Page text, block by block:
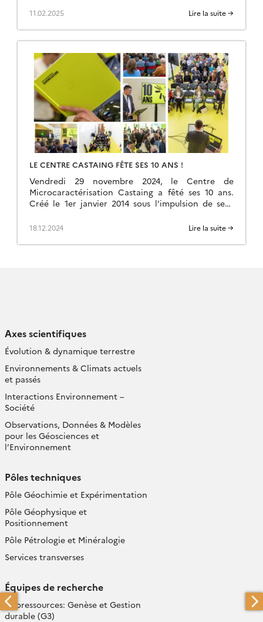
11.02.2025 Lire la suite →
LE CENTRE CASTAING FÊTE SES 10 ANS !
Vendredi 29 novembre 2024, le Centre de
Microcaractérisation Castaing a fêté ses 10 ans.
Créé le 1er janvier 2014 sous l’impulsion de sept
LAAS, LAPLACE, […]
18.12.2024 Lire la suite →
Axes scientifiques
Évolution & dynamique terrestre
Environnements & Climats actuels
et passés
Interactions Environnement –
Société
Observations, Données & Modèles
pour les Géosciences et
l’Environnement
Pôles techniques
Pôle Géochimie et Expérimentation
Pôle Géophysique et
Positionnement
Pôle Pétrologie et Minéralogie
Services transverses
Équipes de recherche
Géoressources: Genèse et Gestion
durable (G3)